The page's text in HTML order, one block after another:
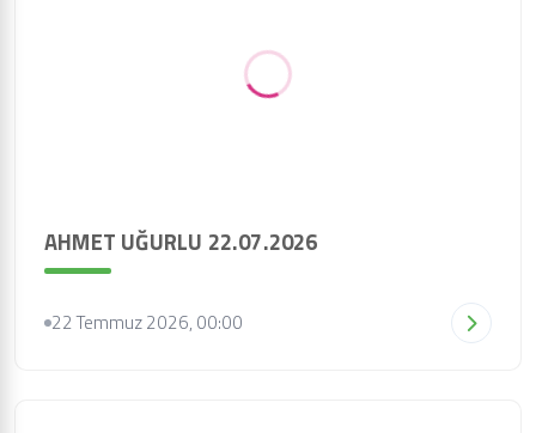
AHMET UĞURLU 22.07.2026
22 Temmuz 2026, 00:00